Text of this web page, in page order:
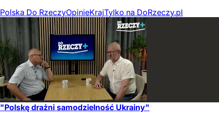
Polska Do RzeczyOpinieKrajTylko na DoRzeczy.pl
"Polskę drażni samodzielność Ukrainy"